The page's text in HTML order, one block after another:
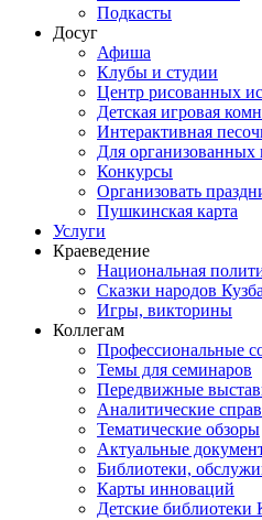
Подкасты
Досуг
Афиша
Клубы и студии
Центр рисованных
Детская игровая
Интерактивная
Для организованных
Конкурсы
Организовать
Пушкинская карта
Услуги
Краеведение
Национальная
Сказки народов
Игры, викторины
Коллегам
Профессиональные
Темы для семинаров
Передвижные
Аналитические
Тематические обзоры
Актуальные
Библиотеки,
Карты инноваций
Детские библиотеки